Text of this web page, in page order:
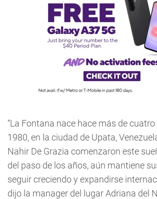
“La Fontana nace hace más de cuatro
1980, en la ciudad de Upata,
Nahir De Grazia comenzaron este
del paso de los años, aún mantiene
seguir creciendo y expandirse
dijo la manager del lugar Adriana del